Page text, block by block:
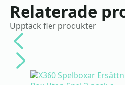
Relaterade
Upptäck fler produkter